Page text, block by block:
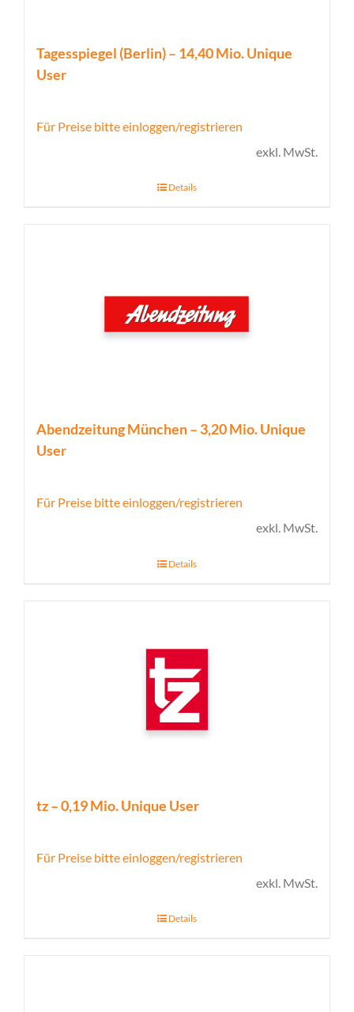
Tagesspiegel (Berlin) – 14,40 Mio. Unique
User
Für Preise bitte einloggen/registrieren
exkl. MwSt.
Details
Abendzeitung München – 3,20 Mio. Unique
User
Für Preise bitte einloggen/registrieren
exkl. MwSt.
Details
tz – 0,19 Mio. Unique User
Für Preise bitte einloggen/registrieren
exkl. MwSt.
Details